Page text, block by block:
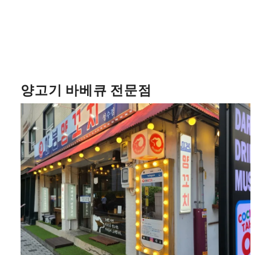
양고기 바베큐 전문점